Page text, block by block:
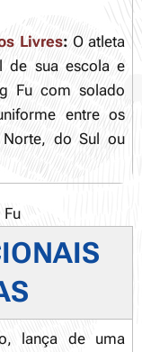
Livres: O atleta
de sua escola e
Fu com solado
entre os
do Sul ou
Fu
lança de uma